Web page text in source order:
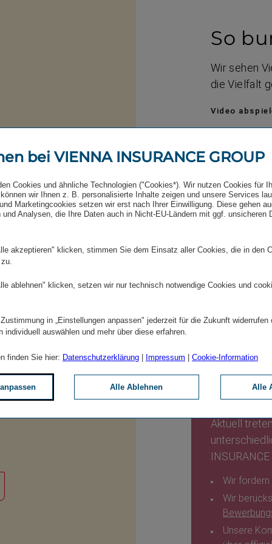
So
Wir sehen
die Vielfalt
Video
Link
Der
Für den
Alternativ
Aktuell
Wir fordern
Wir
Unsere
bei VIENNA INSURANCE GROUP
Cookies und ähnliche Technologien ("Cookies*). Wir nutzen Cookies für
wir Ihnen z. B. personalisierte Inhalte zeigen und unsere Services
Marketingcookies setzen wir erst nach Ihrer Einwilligung. Diese gehen
und Analysen, die Ihre Daten auch in Nicht-EU-Ländern mit ggf. unsicheren
akzeptieren" klicken, stimmen Sie dem Einsatz aller Cookies, die in den
ablehnen" klicken, setzen wir nur technisch notwendige Cookies und
in „Einstellungen anpassen" jederzeit für die Zukunft widerrufen
individuell auswählen und mehr über diese erfahren.
finden Sie hier: Datenschutzerklärung | Impressum | Cookie-Information
Alle Ablehnen Alle